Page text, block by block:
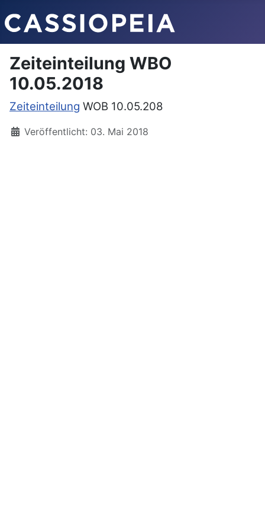
Zeiteinteilung WBO
10.05.2018
Zeiteinteilung WOB 10.05.208
Veröffentlicht: 03. Mai 2018